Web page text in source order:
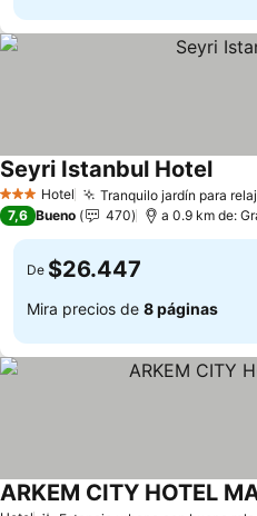
3 Estrellas
Hotel Tranquilo jardín para
Seyri Istanbul Hotel
7,6 Bueno 470 a 0.9 km de:
De $26.447
Mira precios de 8 páginas
ARKEM CITY HOTEL